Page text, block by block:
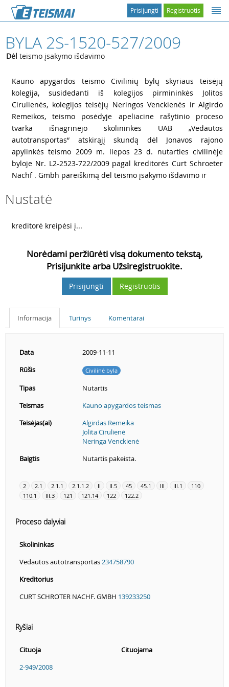
Registruotis
Prisijungti
BYLA 2S-1520-527/2009
Dėl teismo įsakymo išdavimo
Kauno apygardos teismo Civilinių bylų skyriaus teisėjų
kolegija, susidedanti iš kolegijos pirmininkės Jolitos
Cirulienės, kolegijos teisėjų Neringos Venckienės ir Algirdo
Remeikos, teismo posėdyje apeliacine rašytinio proceso
tvarka išnagrinėjo skolininkės UAB „Vedautos
autotransportas“ atskirąjį skundą dėl Jonavos rajono
apylinkės teismo 2009 m. liepos 23 d. nutarties civilinėje
byloje Nr. L2-2523-722/2009 pagal kreditorės Curt Schroeter
Nachf . Gmbh pareiškimą dėl teismo įsakymo išdavimo ir
Nustatė
kreditorė kreipėsi į...
Norėdami peržiūrėti visą dokumento tekstą,
Prisijunkite arba Užsiregistruokite.
Prisijungti Registruotis
Informacija Turinys Komentarai
Data
2009-11-11
Rūšis
Civilinė byla
Tipas
Nutartis
Teismas
Kauno apygardos teismas
Teisėjas(ai)
Algirdas Remeika
Jolita Cirulienė
Neringa Venckienė
Baigtis
Nutartis pakeista.
2 2.1 2.1.1 2.1.1.2 II II.5 45 45.1 III III.1
110
110.1
III.3 121 121.14 122 122.2
Proceso dalyviai
Skolininkas
Vedautos autotransportas234758790
Kreditorius
CURT SCHROTER NACHF. GMBH 139233250
Ryšiai
Cituoja
Cituojama
2-949/2008